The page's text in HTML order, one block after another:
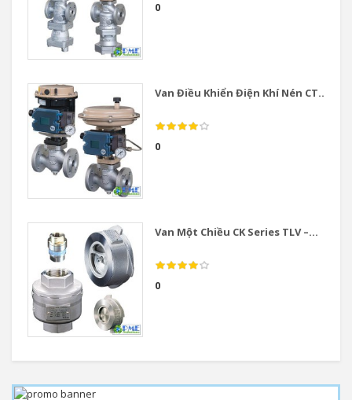
0
Van Điều Khiển Điện Khí Nén CT...
0
Van Một Chiều CK Series TLV –...
0